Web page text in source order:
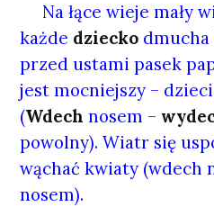
Na łące wieje mały
każde dziecko
przed ustami pasek
jest mocniejszy –
(Wdechnosem –
powolny). Wiatr się
wąchać kwiaty (wdech
nosem).